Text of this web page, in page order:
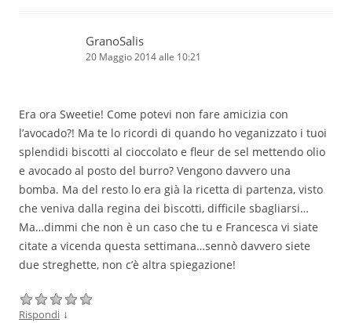
GranoSalis
20 Maggio 2014 alle 10:21
Era ora Sweetie! Come potevi non fare amicizia con
l’avocado?! Ma te lo ricordi di quando ho veganizzato i tuoi
splendidi biscotti al cioccolato e fleur de sel mettendo olio
e avocado al posto del burro? Vengono davvero una
bomba. Ma del resto lo era già la ricetta di partenza, visto
che veniva dalla regina dei biscotti, difficile sbagliarsi…
Ma…dimmi che non è un caso che tu e Francesca vi siate
citate a vicenda questa settimana…sennò davvero siete
due streghette, non c’è altra spiegazione!
Rispondi ↓